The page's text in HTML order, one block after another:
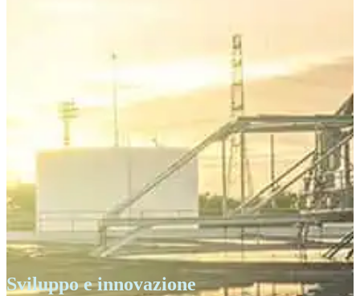
Sviluppo e innovazione